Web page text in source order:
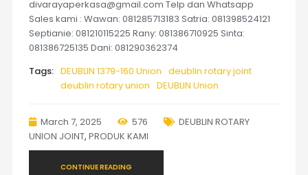
divarayaperkasa@gmail.com Telp dan Whatsapp
Sales kami : Wawan: 081285713183 Satria: 081398524121
Septianie: 081210115225 Rany: 081386710925 Sinta:
081386725135 Dani: 081290362374
Tags: DEUBLIN 1379-160 Union deublin rotary joint
deublin rotary union DEUBLIN Union
March 7, 2025 576
DEUBLIN ROTARY
UNION JOINT, PRODUK KAMI
CONTINUE READING